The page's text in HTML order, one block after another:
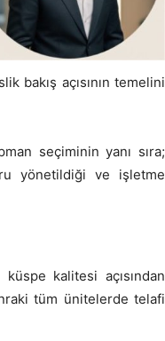
bakış açısının temelini
seçiminin yanı sıra;
yönetildiği ve işletme
kalitesi açısından
tüm ünitelerde telafi